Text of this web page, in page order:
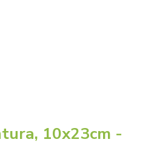
10x23cm -